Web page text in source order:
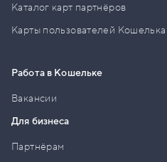
Каталог карт партнёров
Карты пользователей Кошелька
Работа в Кошельке
Вакансии
Для бизнеса
Партнёрам